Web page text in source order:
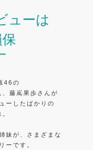
ューは
46の
藤嶌果歩さんが
ーしたばかりの
妹が、さまざまな
ーです。